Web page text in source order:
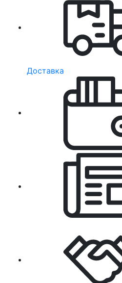
Доставка